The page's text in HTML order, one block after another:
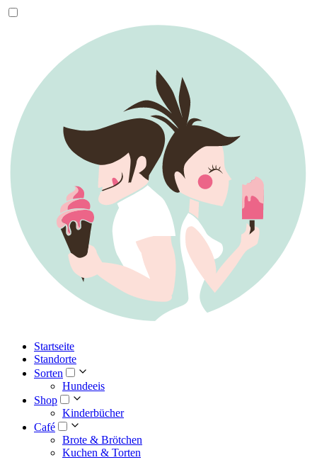
Startseite
Standorte
Sorten
Hundeeis
Shop
Kinderbücher
Café
Brote & Brötchen
Kuchen & Torten